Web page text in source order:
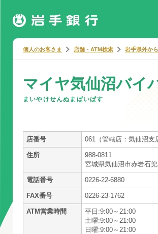
個人のお客さま 店舗・ATM検索 岩手県外か
マイヤ気仙沼バイ
まいやけせんぬまばいぱす
店番号 061（管轄店：気仙沼支
住所
988-0811
宮城県気仙沼市赤岩石
電話番号 0226-22-6880
FAX番号 0226-23-1762
ATM営業時間
平日:9:00～21:00
土曜:9:00～21:00
日曜:9:00～21:00